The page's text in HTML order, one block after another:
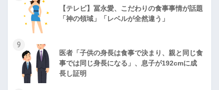
【テレビ】冨永愛、こだわりの食事事情が話題
「神の領域」「レベルが全然違う」
9
医者「子供の身長は食事で決まり、親と同じ食
事では同じ身長になる」、息子が192cmに成
長し証明